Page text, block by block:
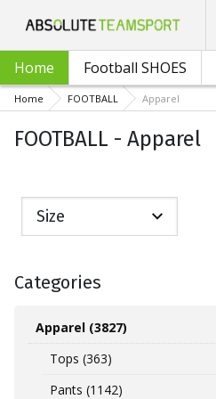
Home Football SHOES
Home FOOTBALL Apparel
FOOTBALL - Apparel
Size
Categories
Apparel (3827)
Tops (363)
Pants (1142)